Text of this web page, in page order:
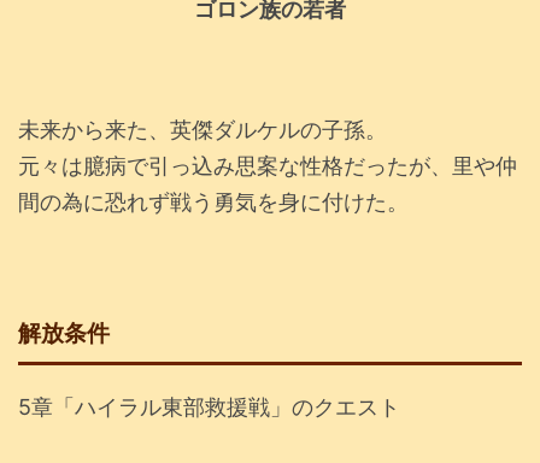
ゴロン族の若者
未来から来た、英傑ダルケルの子孫。
元々は臆病で引っ込み思案な性格だったが、里や仲
間の為に恐れず戦う勇気を身に付けた。
解放条件
5章「ハイラル東部救援戦」のクエスト